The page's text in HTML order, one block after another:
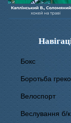
Бокс
Боротьба
Велоспорт
Веслування б/к